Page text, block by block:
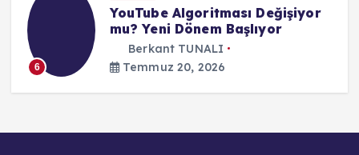
6
YouTube Algoritması Değişiyor
mu? Yeni Dönem Başlıyor
Berkant TUNALI
Temmuz 20, 2026